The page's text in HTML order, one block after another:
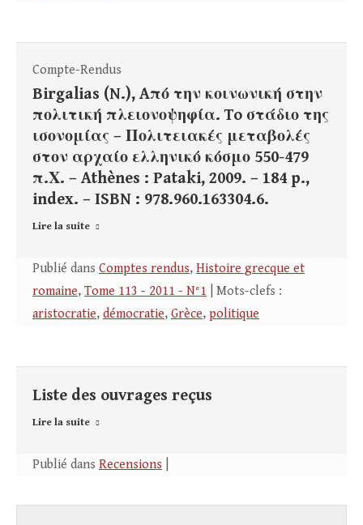
Compte-Rendus
Birgalias (N.), Aπό την κοινωνική στην
πολιτική πλειονοψηφία. To στάδιο της
ισονομίας – Πολιτειακές μεταβολές
στον αρχαίο ελληνικό κόσμο 550-479
π.Χ. – Athènes : Pataki, 2009. – 184 p.,
index. – ISBN : 978.960.163304.6.
Lire la suite
Publié dans Comptes rendus, Histoire grecque et
romaine, Tome 113 - 2011 - N°1 | Mots-clefs :
aristocratie, démocratie, Grèce, politique
Liste des ouvrages reçus
Lire la suite
Publié dans Recensions